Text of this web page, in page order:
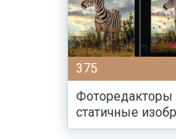
375
статичные